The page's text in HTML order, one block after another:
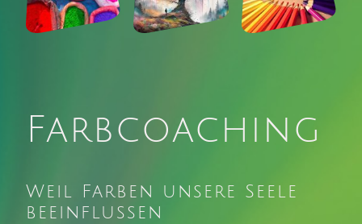
Farbcoaching
Weil Farben unsere Seele
beeinflussen